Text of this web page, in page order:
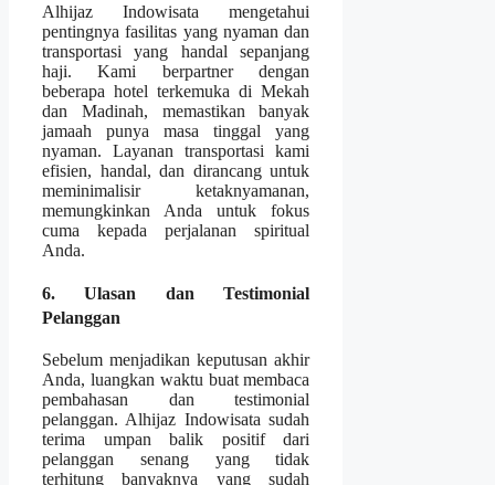
Alhijaz Indowisata mengetahui
pentingnya fasilitas yang nyaman dan
transportasi yang handal sepanjang
haji. Kami berpartner dengan
beberapa hotel terkemuka di Mekah
dan Madinah, memastikan banyak
jamaah punya masa tinggal yang
nyaman. Layanan transportasi kami
efisien, handal, dan dirancang untuk
meminimalisir ketaknyamanan,
memungkinkan Anda untuk fokus
cuma kepada perjalanan spiritual
Anda.
6. Ulasan dan Testimonial
Pelanggan
Sebelum menjadikan keputusan akhir
Anda, luangkan waktu buat membaca
pembahasan dan testimonial
pelanggan. Alhijaz Indowisata sudah
terima umpan balik positif dari
pelanggan senang yang tidak
terhitung banyaknya yang sudah